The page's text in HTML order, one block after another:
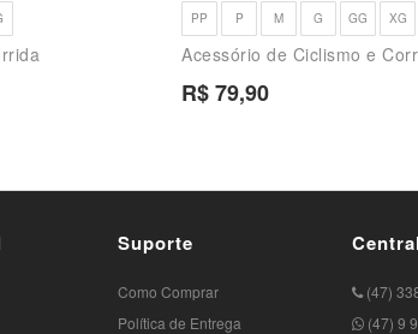
PP P M G GG XG
Acessório de Ciclismo e
R$ 79,90
Suporte
Como Comprar
Política de Entrega
(47)
(47) 9